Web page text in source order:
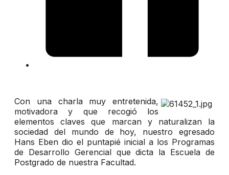
Con una charla muy entretenida,
motivadora y que recogió los
elementos claves que marcan y naturalizan la
sociedad del mundo de hoy, nuestro egresado
Hans Eben dio el puntapié inicial a los Programas
de Desarrollo Gerencial que dicta la Escuela de
Postgrado de nuestra Facultad.